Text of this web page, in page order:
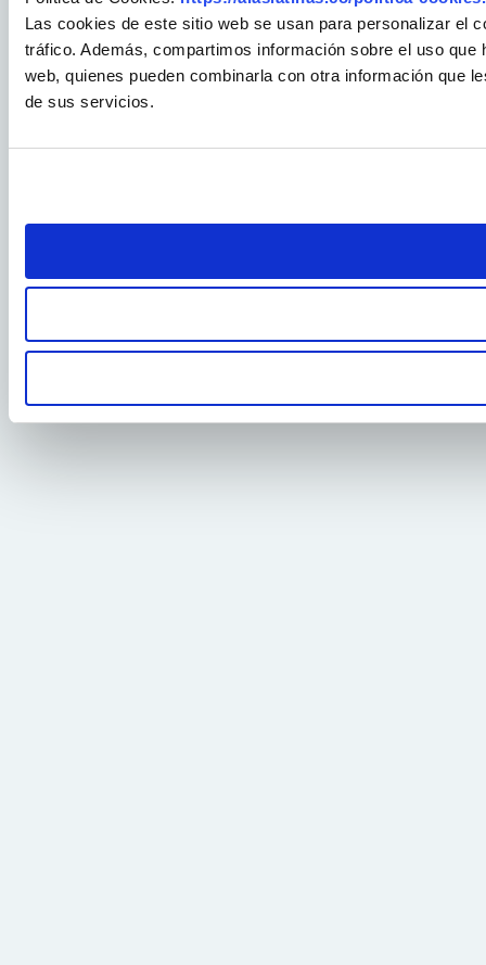
Las cookies de este sitio web se usan para personalizar el
tráfico. Además, compartimos información sobre el uso
web, quienes pueden combinarla con otra información que
de sus servicios.